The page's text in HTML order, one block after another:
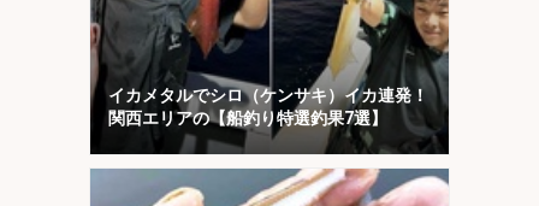
イカメタルでシロ（ケンサキ）イカ連発！
関西エリアの【船釣り特選釣果7選】